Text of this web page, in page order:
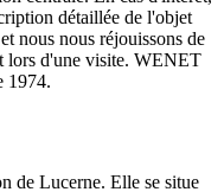
détaillée de l'objet
nous nous réjouissons de
lors d'une visite. WENET
1974.
de Lucerne. Elle se situe